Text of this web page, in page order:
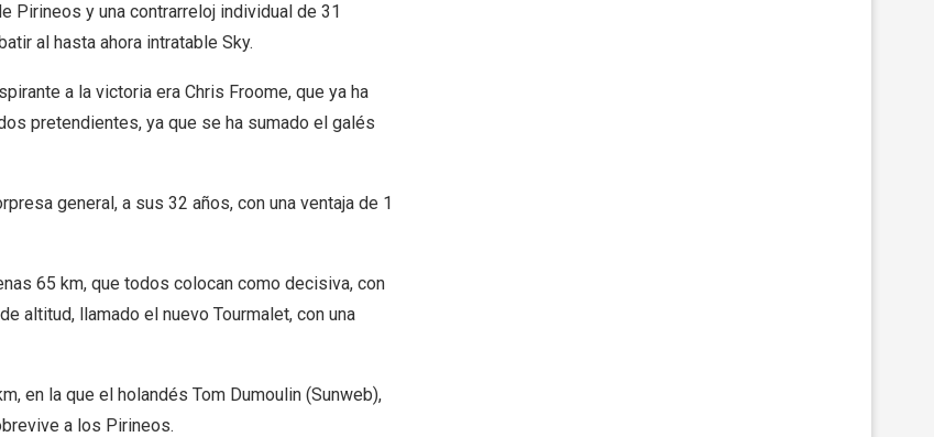
Pirineos y una contrarreloj individual de 31
al hasta ahora intratable Sky.
a la victoria era Chris Froome, que ya ha
pretendientes, ya que se ha sumado el galés
general, a sus 32 años, con una ventaja de 1
65 km, que todos colocan como decisiva, con
altitud, llamado el nuevo Tourmalet, con una
en la que el holandés Tom Dumoulin (Sunweb),
a los Pirineos.